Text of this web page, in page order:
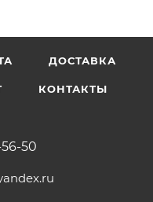
ДОСТАВКА
КОНТАКТЫ
50